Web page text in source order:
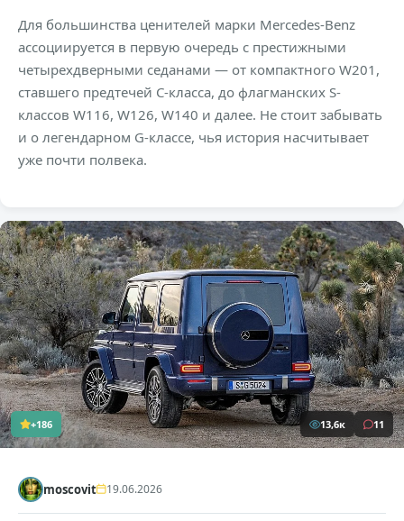
Для большинства ценителей марки Mercedes-Benz
ассоциируется в первую очередь с престижными
четырехдверными седанами — от компактного W201,
ставшего предтечей C-класса, до флагманских S-
классов W116, W126, W140 и далее. Не стоит забывать
и о легендарном G-классе, чья история насчитывает
уже почти полвека.
+186 13,6к 11
moscovit 19.06.2026